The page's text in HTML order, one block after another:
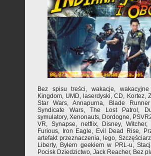
Bez spisu treści, wakacje,
Kingdom, UMD, laserdyski, CD, Kortez,
Star Wars, Annapurna, Blade
Syndicate Wars, The Lost Patrol,
symulatory, Xenonauts, Dordogne,
VR, Synapse, netflix, Disney,
Furious, Iron Eagle, Evil Dead Rise,
artefakt przeznaczenia, lego,
Liberty, Byłem geekiem w PRL-u,
Pocisk Dziedzictwo, Jack Reacher, Bez